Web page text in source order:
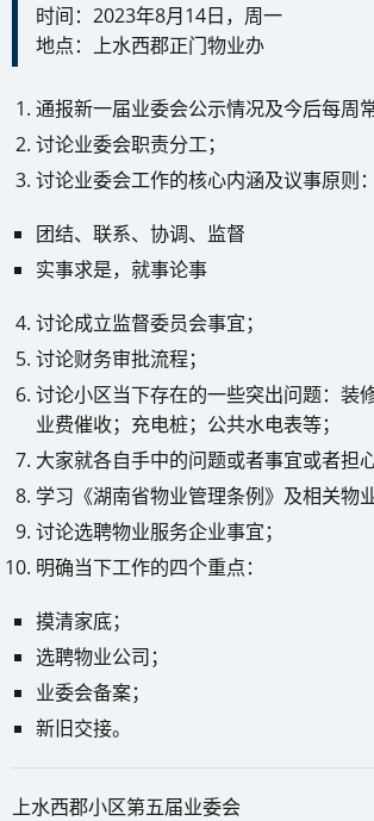
时间：2023年8月14日，周一
地点：上水西郡正门物业办
通报新一届业委会公示情况及今后每周
讨论业委会职责分工；
讨论业委会工作的核心内涵及议事原则：
团结、联系、协调、监督
实事求是，就事论事
讨论成立监督委员会事宜；
讨论财务审批流程；
讨论小区当下存在的一些突出问题：装
业费催收；充电桩；公共水电表等；
大家就各自手中的问题或者事宜或者担
学习《湖南省物业管理条例》及相关物
讨论选聘物业服务企业事宜；
明确当下工作的四个重点：
摸清家底；
选聘物业公司；
业委会备案；
新旧交接。
上水西郡小区第五届业委会